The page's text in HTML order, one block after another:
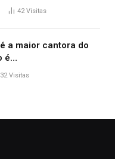
no trânsito
42Visitas
a maior cantora do
é…
32Visitas